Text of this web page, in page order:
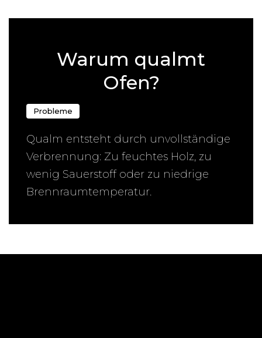
Warum qualmt
Ofen?
Probleme
Qualm entsteht durch unvollständige
Verbrennung: Zu feuchtes Holz, zu
wenig Sauerstoff oder zu niedrige
Brennraumtemperatur.